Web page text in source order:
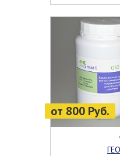
от 800 Руб.